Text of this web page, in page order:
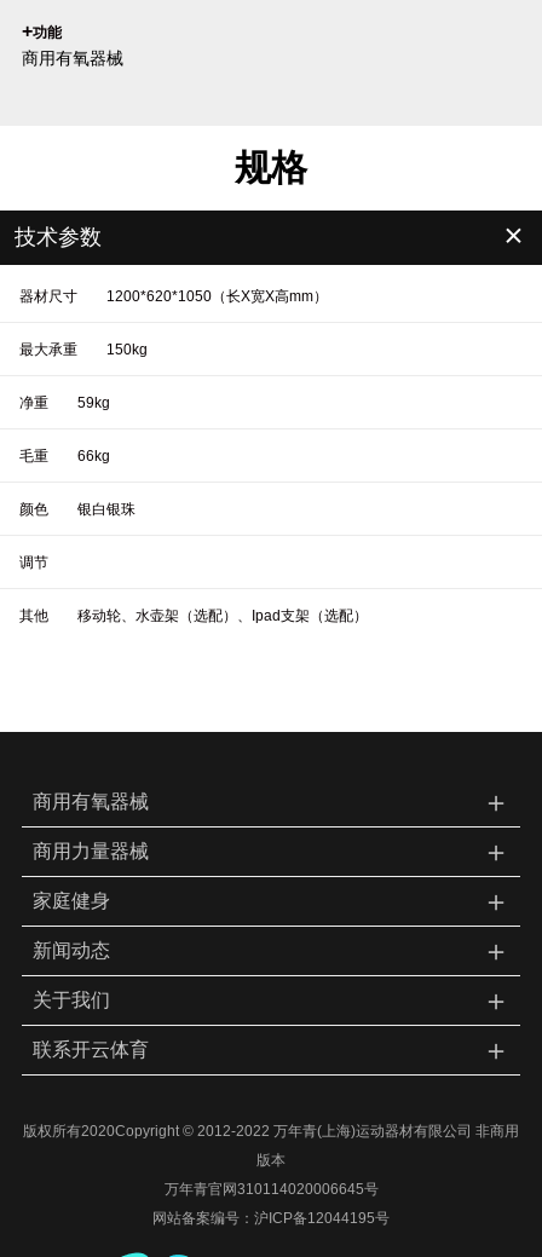
`
+功能
商用有氧器械
规格
技术参数 ＋
器材尺寸 1200*620*1050（长X宽X高mm）
最大承重 150kg
净重 59kg
毛重 66kg
颜色 银白银珠
调节
其他 移动轮、水壶架（选配）、Ipad支架（选配）
商用有氧器械 ＋
商用力量器械 ＋
家庭健身 ＋
新闻动态 ＋
关于我们 ＋
联系开云体育 ＋
版权所有2020Copyright © 2012-2022 万年青(上海)运动器材有限公司 非商用
版本
万年青官网310114020006645号
网站备案编号： 沪ICP备12044195号